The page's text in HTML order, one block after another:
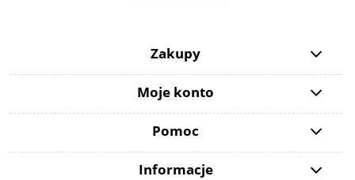
Zakupy
Moje konto
Pomoc
Informacje